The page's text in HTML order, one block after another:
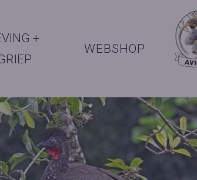
+
WEBSHOP